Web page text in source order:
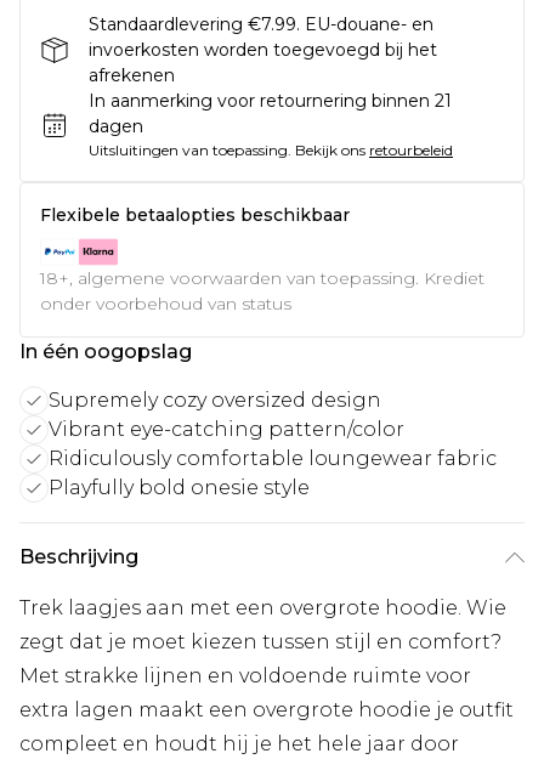
Standaardlevering €7.99. EU-douane- en
invoerkosten worden toegevoegd bij het
afrekenen
In aanmerking voor retournering binnen 21
dagen
Uitsluitingen van toepassing. Bekijk ons retourbeleid
Flexibele betaalopties beschikbaar
18+, algemene voorwaarden van toepassing. Krediet
onder voorbehoud van status
In één oogopslag
Supremely cozy oversized design
Vibrant eye-catching pattern/color
Ridiculously comfortable loungewear fabric
Playfully bold onesie style
Beschrijving
Trek laagjes aan met een overgrote hoodie. Wie
zegt dat je moet kiezen tussen stijl en comfort?
Met strakke lijnen en voldoende ruimte voor
extra lagen maakt een overgrote hoodie je outfit
compleet en houdt hij je het hele jaar door